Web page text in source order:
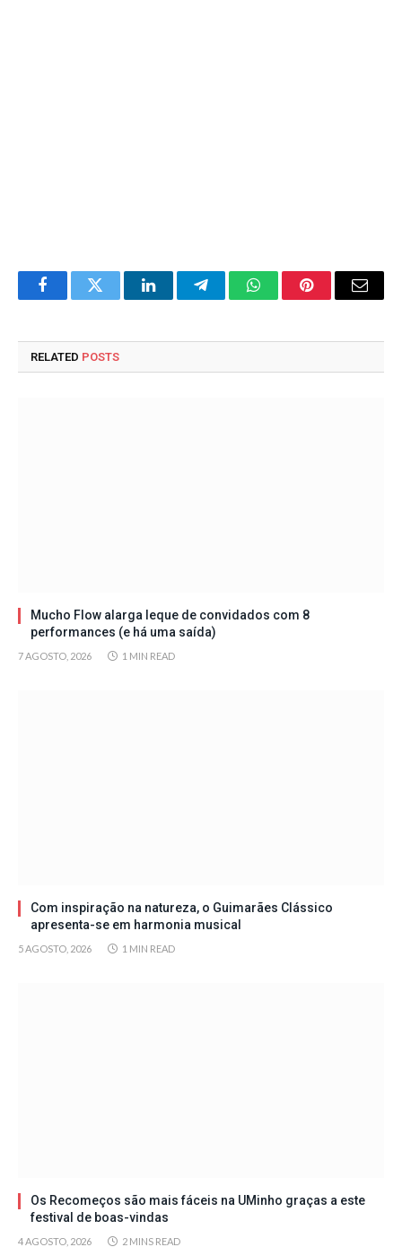
FacebookTwitter LinkedInTelegramWhatsAppPinterestEmail
RELATED POSTS
Mucho Flow alarga leque de convidados com 8
performances (e há uma saída)
7 AGOSTO, 2026 1 MIN READ
Com inspiração na natureza, o Guimarães Clássico
apresenta-se em harmonia musical
5 AGOSTO, 2026 1 MIN READ
Os Recomeços são mais fáceis na UMinho graças a este
festival de boas-vindas
4 AGOSTO, 2026 2 MINS READ